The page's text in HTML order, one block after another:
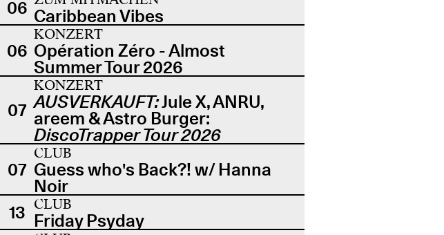
06 Caribbean Vibes
06
KONZERT
Opération Zéro - Almost
Summer Tour 2026
07
KONZERT
AUSVERKAUFT:Jule X, ANRU,
areem & Astro Burger:
DiscoTrapper Tour 2026
07
CLUB
Guess who's Back?! w/ Hanna
Noir
13 CLUB
Friday Psyday